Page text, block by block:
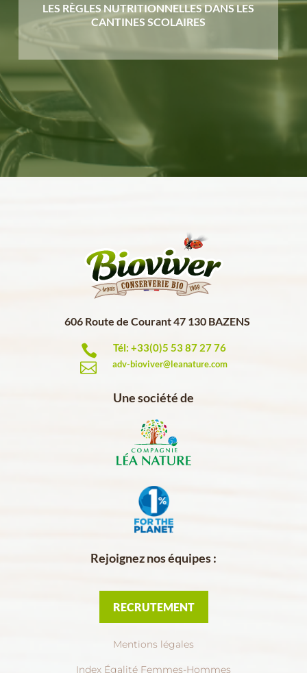
LES RÈGLES NUTRITIONNELLES DANS LES
CANTINES SCOLAIRES
606 Route de Courant 47 130 BAZENS
 Tél: +33(0)5 53 87 27 76
 adv-bioviver@leanature.com
Une société de
Rejoignez nos équipes :
RECRUTEMENT
Mentions légales
Index Égalité Femmes-Hommes